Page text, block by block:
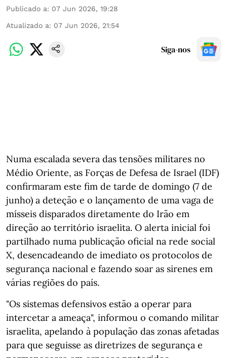
Publicado a: 07 Jun 2026, 19:28
Atualizado a: 07 Jun 2026, 21:54
Siga-nos
Numa escalada severa das tensões militares no
Médio Oriente, as Forças de Defesa de Israel (IDF)
confirmaram este fim de tarde de domingo (7 de
junho) a deteção e o lançamento de uma vaga de
mísseis disparados diretamente do Irão em
direção ao território israelita. O alerta inicial foi
partilhado numa publicação oficial na rede social
X, desencadeando de imediato os protocolos de
segurança nacional e fazendo soar as sirenes em
várias regiões do país.
"Os sistemas defensivos estão a operar para
intercetar a ameaça", informou o comando militar
israelita, apelando à população das zonas afetadas
para que seguisse as diretrizes de segurança e